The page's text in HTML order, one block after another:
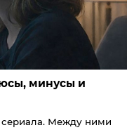
минусы и
Между ними